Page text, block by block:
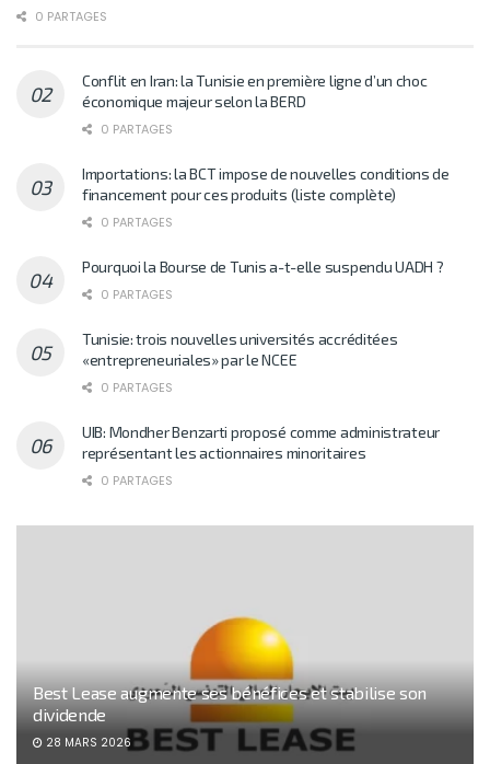
0 PARTAGES
Conflit en Iran: la Tunisie en première ligne d’un choc
économique majeur selon la BERD
0 PARTAGES
Importations: la BCT impose de nouvelles conditions de
financement pour ces produits (liste complète)
0 PARTAGES
Pourquoi la Bourse de Tunis a-t-elle suspendu UADH ?
0 PARTAGES
Tunisie: trois nouvelles universités accréditées
«entrepreneuriales» par le NCEE
0 PARTAGES
UIB: Mondher Benzarti proposé comme administrateur
représentant les actionnaires minoritaires
0 PARTAGES
Best Lease augmente ses bénéfices et stabilise son
dividende
28 MARS 2026